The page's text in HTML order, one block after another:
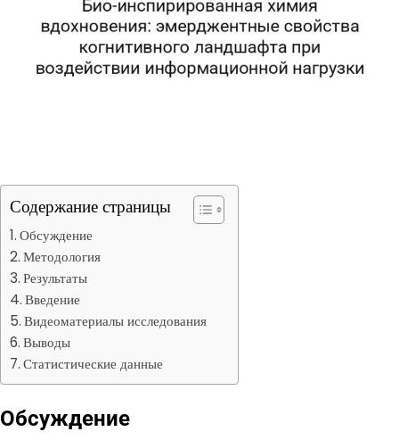
Содержание страницы
Обсуждение
Методология
Результаты
Введение
Видеоматериалы исследования
Выводы
Статистические данные
Обсуждение